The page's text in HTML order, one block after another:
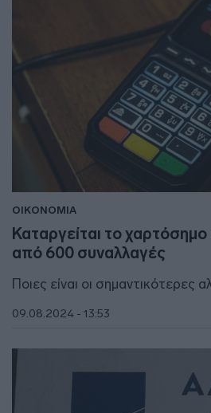
ΟΙΚΟΝΟΜΙΑ
Καταργείται το
από 600 συναλλαγές
Ποιες είναι οι σημαντικότερες
09.08.2024 - 13:53